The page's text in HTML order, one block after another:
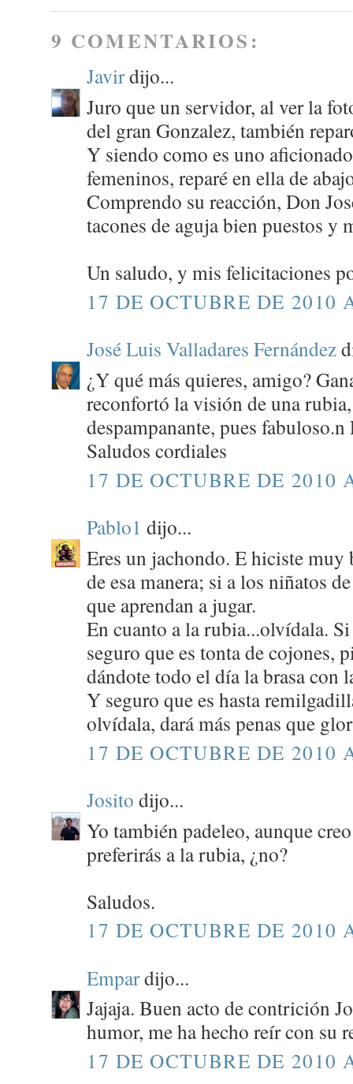
9 COMENTARIOS:
Javirdijo...
Juro que un servidor, al ver la
del gran Gonzalez, también
Y siendo como es uno
femeninos, reparé en ella de
Comprendo su reacción, Don
tacones de aguja bien puestos y
Un saludo, y mis felicitaciones
17 DE OCTUBRE DE 2010
José Luis Valladares Fernández
¿Y qué más quieres, amigo?
reconfortó la visión de una
despampanante, pues
Saludos cordiales
17 DE OCTUBRE DE 2010
Pablo1 dijo...
Eres un jachondo. E hiciste
de esa manera; si a los niñatos
que aprendan a jugar.
En cuanto a la rubia...olvídala.
seguro que es tonta de cojones,
dándote todo el día la brasa con
Y seguro que es hasta
olvídala, dará más penas que
17 DE OCTUBRE DE 2010
Josito dijo...
Yo también padeleo, aunque
preferirás a la rubia, ¿no?
Saludos.
17 DE OCTUBRE DE 2010
Empardijo...
Jajaja. Buen acto de contrición
humor, me ha hecho reír con su
17 DE OCTUBRE DE 2010